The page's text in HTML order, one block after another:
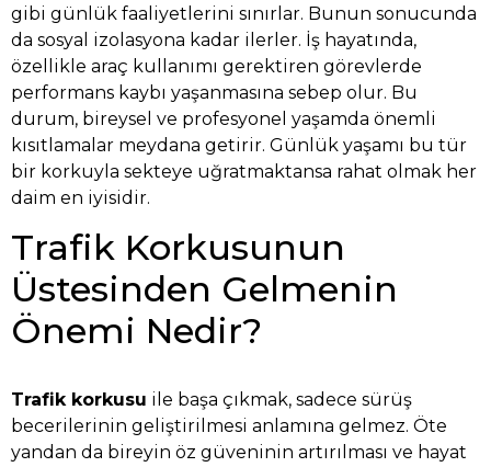
gibi günlük faaliyetlerini sınırlar. Bunun sonucunda
da sosyal izolasyona kadar ilerler. İş hayatında,
özellikle araç kullanımı gerektiren görevlerde
performans kaybı yaşanmasına sebep olur. Bu
durum, bireysel ve profesyonel yaşamda önemli
kısıtlamalar meydana getirir. Günlük yaşamı bu tür
bir korkuyla sekteye uğratmaktansa rahat olmak her
daim en iyisidir.
Trafik Korkusunun
Üstesinden Gelmenin
Önemi Nedir?
Trafik korkusu ile başa çıkmak, sadece sürüş
becerilerinin geliştirilmesi anlamına gelmez. Öte
yandan da bireyin öz güveninin artırılması ve hayat